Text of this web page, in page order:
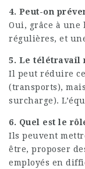
4. Peut-on
Oui, grâce à une
régulières, et
5. Le télétravail
Il peut réduire
(transports),
surcharge).
6. Quel est le
Ils peuvent
être, proposer
employés en